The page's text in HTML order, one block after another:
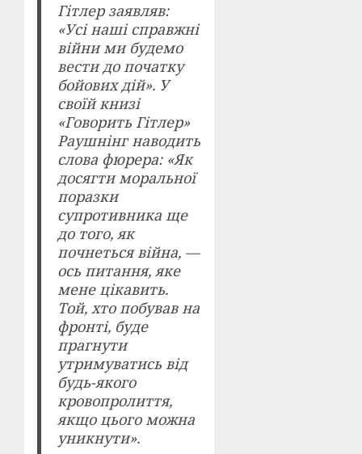
Гітлер заявляв:
«Усі наші справжні
війни ми будемо
вести до початку
бойових дій». У
своїй книзі
«Говорить Гітлер»
Раушнінг наводить
слова фюрера: «Як
досягти моральної
поразки
супротивника ще
до того, як
почнеться війна, —
ось питання, яке
мене цікавить.
Той, хто побував на
фронті, буде
прагнути
утримуватись від
будь-якого
кровопролиття,
якщо цього можна
уникнути».